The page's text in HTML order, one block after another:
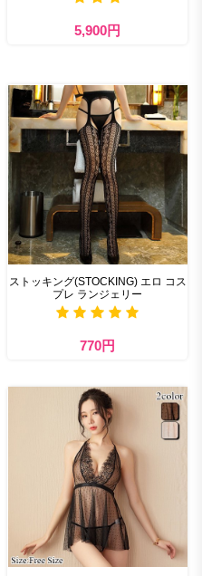
5,900円
ストッキング(STOCKING) エロ コス
プレ ランジェリー
770円